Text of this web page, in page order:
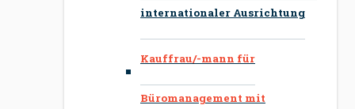
internationaler Ausrichtung
Kauffrau/-mann für
Büromanagement mit